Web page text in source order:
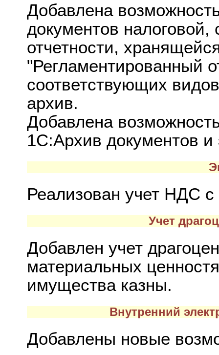
Добавлена
документов налоговой,
отчетности,
"Регламентированный
соответствующих
архив.
Добавлена
1С:Архив документов и
Реализован учет НДС с
Учет
Добавлен учет
материальных
имущества казны.
Внутренний
Добавлены новые